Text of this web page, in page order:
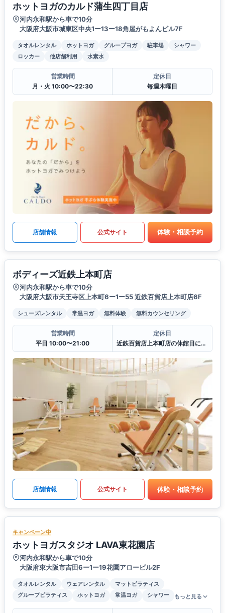
ホットヨガのカルド蒲生四丁目店
河内永和駅から車で10分
大阪府大阪市城東区中央1ー13ー18角屋がもよんビル7F
タオルレンタル ホットヨガ グループヨガ 駐車場
シャワー
ロッカー
他店舗利用 水素水
営業時間
月・火 10:00〜22:30
定休日
毎週木曜日
店舗情報 公式サイト 体験・相談予約
ボディーズ近鉄上本町店
河内永和駅から車で10分
大阪府大阪市天王寺区上本町6ー1ー55 近鉄百貨店上本町店6F
シューズレンタル 常温ヨガ 無料体験 無料カウンセリング
営業時間
平日 10:00〜21:00
定休日
近鉄百貨店上本町店の休館日に準ずる
店舗情報 公式サイト 体験・相談予約
キャンペーン中
ホットヨガスタジオ LAVA東花園店
河内永和駅から車で10分
大阪府東大阪市吉田6ー1ー19花園アロービル2F
タオルレンタル ウェアレンタル
マットピラティス
グループピラティス
ホットヨガ 常温ヨガ シャワー もっと見る